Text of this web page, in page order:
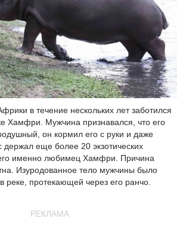
в течение нескольких лет заботился
Хамфри. Мужчина признавался, что его
он кормил его с руки и даже
держал еще более 20 экзотических
именно любимец Хамфри. Причина
Изуродованное тело мужчины было
реке, протекающей через его ранчо.
РЕКЛАМА